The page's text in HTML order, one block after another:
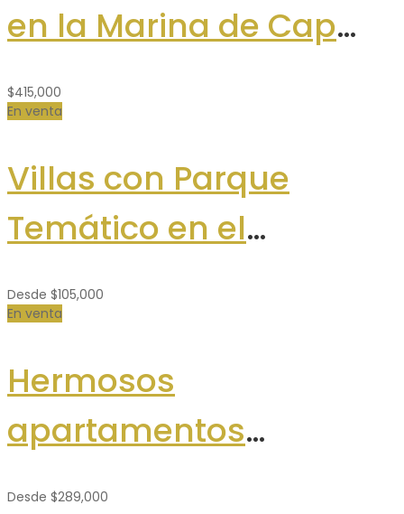
en la Marina de Cap
Cana
$415,000
En venta
Villas con Parque
Temático en el
Boulevard Turístico del
Este
Desde $105,000
En venta
Hermosos
apartamentos
ecológicos en Las
Desde $289,000